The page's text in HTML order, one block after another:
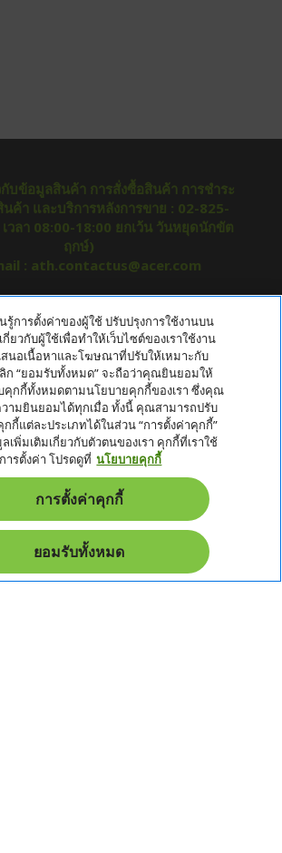
บข้อมูลสินค้า การสั่งซื้อสินค้า การชำระ
นค้า และบริการหลังการขาย : 02-825-
วลา 08:00-18:00 ยกเว้น วันหยุดนักขัต
ฤกษ์)
: ath.contactus@acer.com
เกี่ยวกับ ACER h
i
d
d
e
n
บริการลูกค้าh
i
d
d
e
n
ข้อกำหนดh
i
d
d
e
บัญชี h
i
d
e
n
หนังสือรับรองh
d
d
n
News & Promotion
Promotion
รู้การตั้งค่าของผู้ใช้ ปรับปรุงการใช้งานบน
กี่ยวกับผู้ใช้เพื่อทำให้เว็บไซต์ของเราใช้งาน
สนอเนื้อหาและโฆษณาที่ปรับให้เหมาะกับ
ก “ยอมรับทั้งหมด” จะถือว่าคุณยินยอมให้
คุกกี้ทั้งหมดตามนโยบายคุกกี้ของเรา ซึ่งคุณ
ามยินยอมได้ทุกเมื่อ ทั้งนี้ คุณสามารถปรับ
กกี้แต่ละประเภทได้ในส่วน “การตั้งค่าคุกกี้”
เพิ่มเติมเกี่ยวกับตัวตนของเรา คุกกี้ที่เราใช้
ารตั้งค่า โปรดดูที่ นโยบายคุกกี้
การตั้งค่าคุกกี้
ยอมรับทั้งหมด